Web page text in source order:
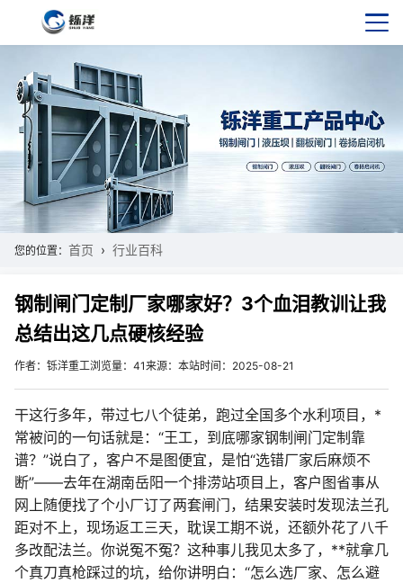
您的位置： 首页 行业百科
钢制闸门定制厂家哪家好？3个血泪教训让我
总结出这几点硬核经验
作者：铄洋重工浏览量：41来源：本站时间：2025-08-21
干这行多年，带过七八个徒弟，跑过全国多个水利项目，*
常被问的一句话就是：“王工，到底哪家钢制闸门定制靠
谱？”说白了，客户不是图便宜，是怕“选错厂家后麻烦不
断”——去年在湖南岳阳一个排涝站项目上，客户图省事从
网上随便找了个小厂订了两套闸门，结果安装时发现法兰孔
距对不上，现场返工三天，耽误工期不说，还额外花了八千
多改配法兰。你说冤不冤？这种事儿我见太多了，**就拿几
个真刀真枪踩过的坑，给你讲明白：“怎么选厂家、怎么避